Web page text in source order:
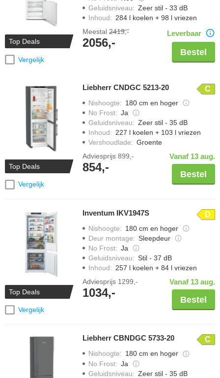
Top Deals
Vergelijk
Geluidsniveau: Zeer stil - 33 dB
Inhoud: 284 l koelen + 98 l vriezen
Meestal 2419,-
2056,-
Leverbaar
Bestel
Top Deals
Vergelijk
Liebherr CNDGC 5213-20 C
Nishoogte: 180 cm en hoger
No Frost: Ja
Geluidsniveau: Zeer stil - 35 dB
Inhoud: 227 l koelen + 103 l vriezen
Vershoudlade: Groente
Adviesprijs 899,-
854,-
Vanaf 13 aug.
Bestel
Top Deals
Vergelijk
Inventum IKV1947S D
Nishoogte: 180 cm en hoger
Deur montage: Sleepdeur
No Frost: Ja
Geluidsniveau: Stil - 37 dB
Inhoud: 257 l koelen + 84 l vriezen
Adviesprijs 1299,-
1034,-
Vanaf 13 aug.
Bestel
Liebherr CBNDGC 5733-20 C
Nishoogte: 180 cm en hoger
No Frost: Ja
Geluidsniveau: Zeer stil - 35 dB